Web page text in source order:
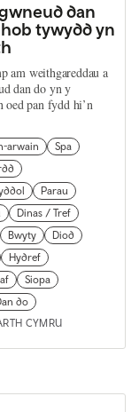
dan
tywydd yn
am weithgareddau a
dan do yn y
oed pan fydd hi’n
arwain
Spa
Parau
Dinas / Tref
Bwyty
Diod
Hydref
Siopa
do
CYMRU